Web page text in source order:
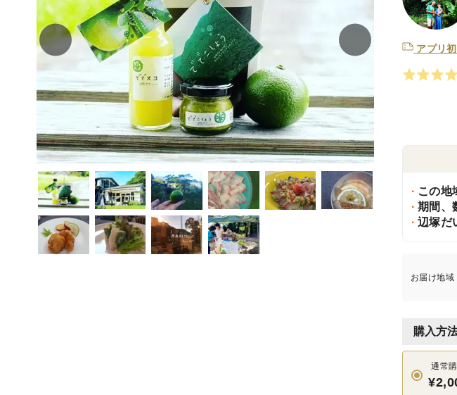
アプリ
この地
期間、
辺塚だ
お届け地域
購入方
通常